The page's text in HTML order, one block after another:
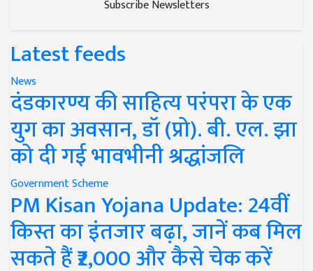
Subscribe Newsletters
Latest feeds
News
दंडकारण्य की साहित्य परंपरा के एक
युग का अवसान, डॉ (प्रो). बी. एल. झा
को दी गई भावभीनी श्रद्धांजलि
Government Scheme
PM Kisan Yojana Update: 24वीं
किस्त का इंतजार बढ़ा, जानें कब मिल
सकते हैं ₹2,000 और कैसे चेक करें